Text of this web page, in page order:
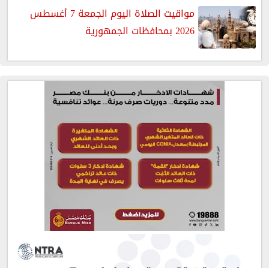
مواقيت الصلاة اليوم الجمعة 7 أغسطس
2026 بمحافظات الجمهورية